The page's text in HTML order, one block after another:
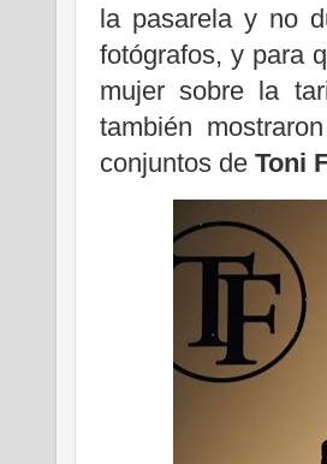
la pasarela y no
fotógrafos, y para
mujer sobre la
también
conjuntos de Toni